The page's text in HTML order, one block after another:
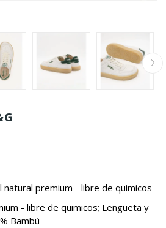
natural premium - libre de quimicos
- libre de quimicos; Lengueta y
Bambú